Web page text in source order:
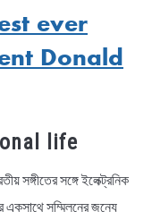
ever
Donald
life
সঙ্গীতের সঙ্গে ইলেক্ট্রনিক
একসাথে সম্মিলনের জন্যে